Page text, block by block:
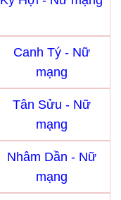
Canh Tý - Nữ
mạng
Tân Sửu - Nữ
mạng
Nhâm Dần - Nữ
mạng